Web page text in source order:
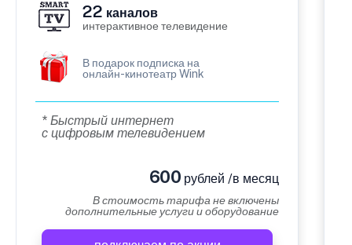
22 каналов
интерактивное телевидение
В подарок подписка на
онлайн-кинотеатр Wink
* Быстрый интернет
с цифровым телевидением
600 рублей /в месяц
В стоимость тарифа не включены
дополнительные услуги и оборудование